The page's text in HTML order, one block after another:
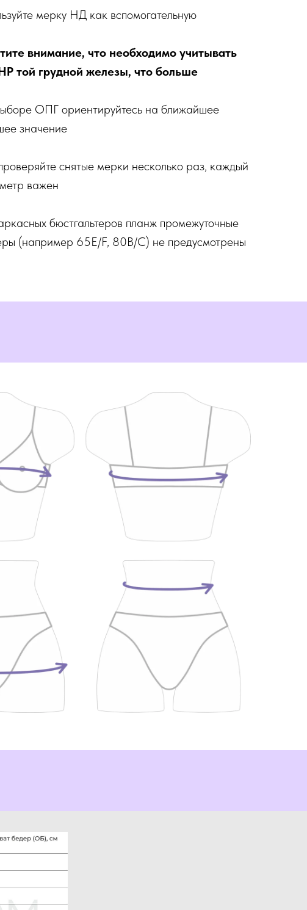
мерку НД как вспомогательную
внимание, что необходимо учитывать
той грудной железы, что больше
ОПГ ориентируйтесь на ближайшее
значение
снятые мерки несколько раз, каждый
важен
бюстгальтеров планж промежуточные
(например 65E/F, 80B/C) не предусмотрены